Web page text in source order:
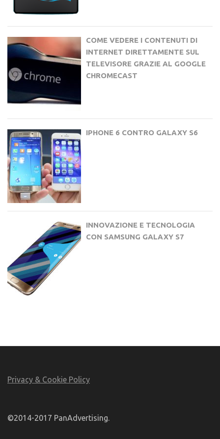
COME VEDERE I CONTENUTI DI
INTERNET DIRETTAMENTE SUL
TELEVISORE GRAZIE AL GOOGLE
CHROMECAST
IPHONE 6 CONTRO GALAXY S6
INNOVAZIONE E TECNOLOGIA
CON SAMSUNG GALAXY S7
Privacy & Cookie Policy
©2014-2017 PanAdvertising.